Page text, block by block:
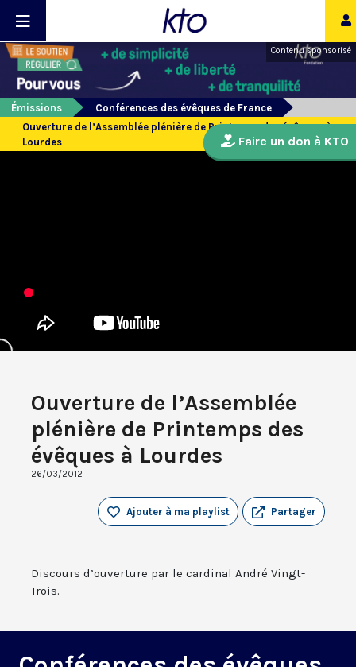
Contenu sponsorisé
Émissions
Conférences des évêques de France
Ouverture de l’Assemblée plénière de Printemps des évêques à
Lourdes
Ouverture de l’Assemblée
plénière de Printemps des
évêques à Lourdes
26/03/2012
Partager
Ajouter à ma playlist
Discours d’ouverture par le cardinal André Vingt-
Trois.
Faire un don à KTO